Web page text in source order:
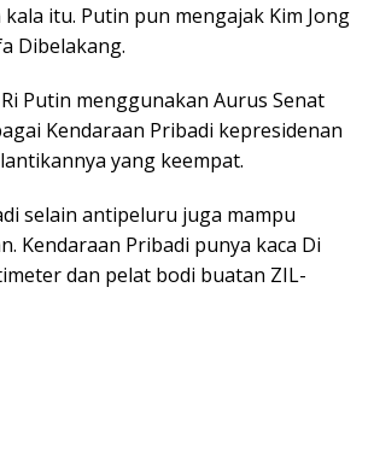
itu. Putin pun mengajak Kim Jong
Dibelakang.
Putin menggunakan Aurus Senat
Kendaraan Pribadi kepresidenan
yang keempat.
selain antipeluru juga mampu
Kendaraan Pribadi punya kaca Di
dan pelat bodi buatan ZIL-